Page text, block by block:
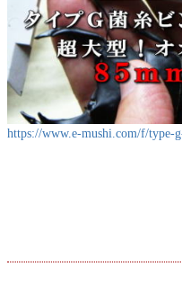
https://www.e-mushi.com/f/type-